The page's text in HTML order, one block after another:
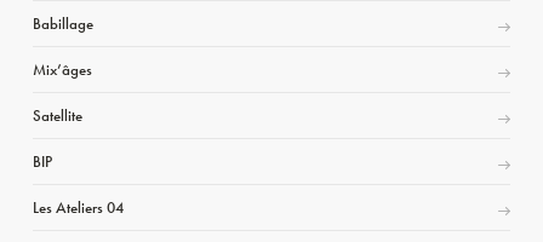
Babillage
Mix’âges
Satellite
BIP
Les Ateliers 04